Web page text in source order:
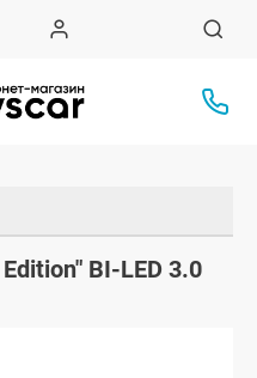
BI-LED 3.0